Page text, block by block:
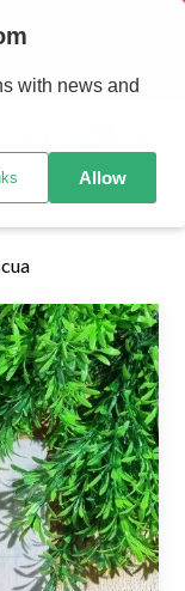
Por MENOR se
, los pedidos por
pago del pedido
with news and
Allow